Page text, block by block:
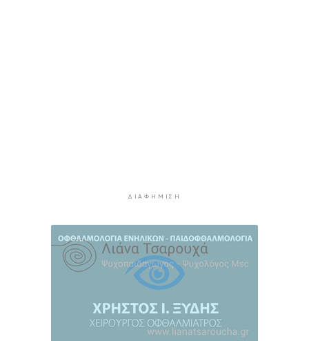
Στις 2 Σεπτεμβρίου η παρουσίαση του
οικονομικού προγράμματος της ΕΛ.Α.Σ. στη
Θεσσαλονίκη
11 ώρες 11 λεπτά πρίν
ΔΙΑΦΉΜΙΣΗ